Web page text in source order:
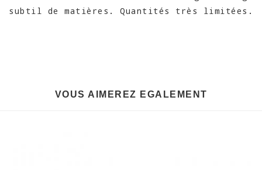
subtil de matières. Quantités très limitées.
VOUS AIMEREZ EGALEMENT